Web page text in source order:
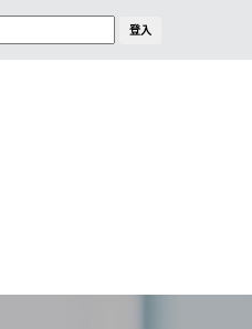
登入